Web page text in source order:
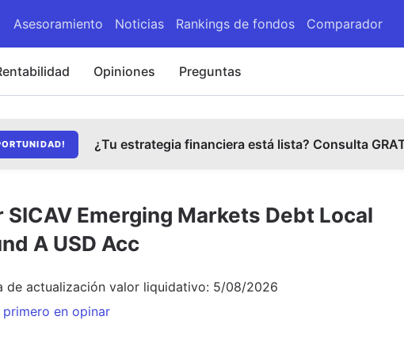
Asesoramiento Noticias Rankings de fondos Comparador
Opiniones Preguntas
¿Tu estrategia financiera está lista? Consulta
SICAV Emerging Markets Debt Local
A USD Acc
de actualización valor liquidativo: 5/08/2026
primero en opinar